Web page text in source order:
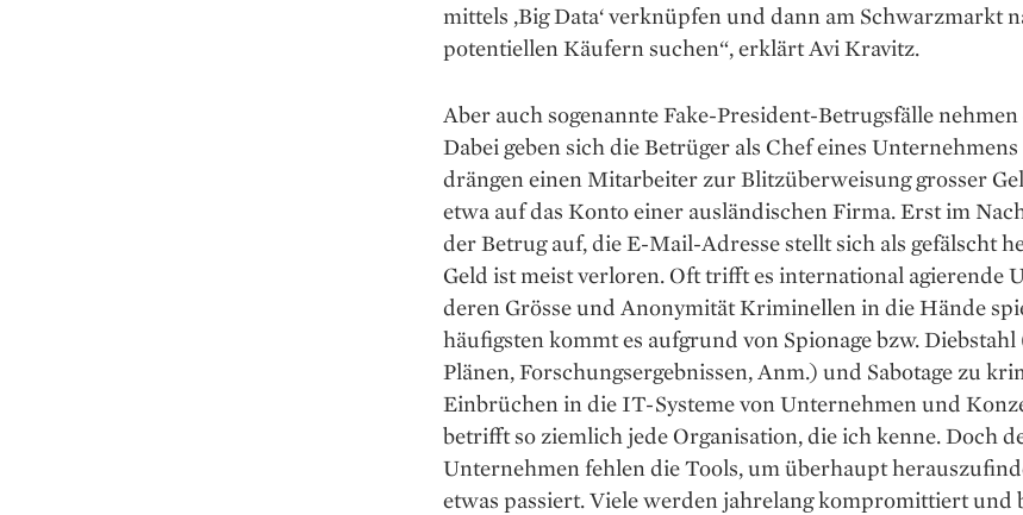
mittels ‚Big Data‘ verknüpfen und dann am Schwarzmarkt
potentiellen Käufern suchen“, erklärt Avi Kravitz.
Aber auch sogenannte Fake-President-Betrugsfälle
Dabei geben sich die Betrüger als Chef eines Unternehmens
drängen einen Mitarbeiter zur Blitzüberweisung grosser
etwa auf das Konto einer ausländischen Firma. Erst im
der Betrug auf, die E-Mail-Adresse stellt sich als gefälscht
Geld ist meist verloren. Oft trifft es international agierende
deren Grösse und Anonymität Kriminellen in die Hände
häufigsten kommt es aufgrund von Spionage bzw. Diebstahl
Plänen, Forschungsergebnissen, Anm.) und Sabotage zu
Einbrüchen in die IT-Systeme von Unternehmen und
betrifft so ziemlich jede Organisation, die ich kenne. Doch
Unternehmen fehlen die Tools, um überhaupt
etwas passiert. Viele ­werden jahrelang kompromittiert und